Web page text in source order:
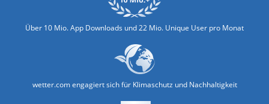
Über 10 Mio. App Downloads und 22 Mio. Unique User pro Monat
wetter.com engagiert sich für Klimaschutz und Nachhaltigkeit